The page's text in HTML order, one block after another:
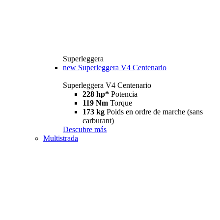
Superleggera
new Superleggera V4 Centenario
Superleggera V4 Centenario
228 hp* Potencia
119 Nm Torque
173 kg Poids en ordre de marche (sans
carburant)
Descubre más
Multistrada